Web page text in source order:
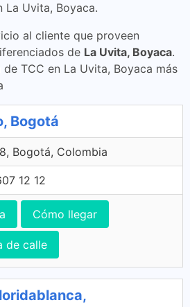
La Uvita, Boyaca.
al cliente que proveen
de La Uvita, Boyaca.
TCC en La Uvita, Boyaca más
Bogotá
Bogotá, Colombia
12 12
Cómo llegar
de calle